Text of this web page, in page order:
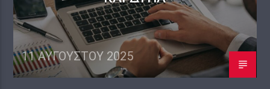
11 ΑΥΓΟΎΣΤΟΥ 2025